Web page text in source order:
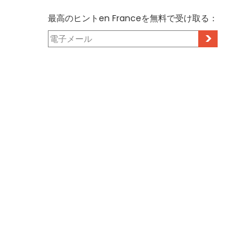
最高のヒントen Franceを無料で受け取る：
>